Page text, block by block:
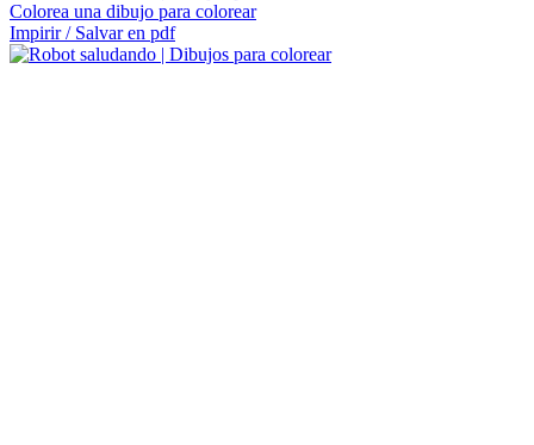
Colorea una dibujo para colorear
Impirir / Salvar en pdf